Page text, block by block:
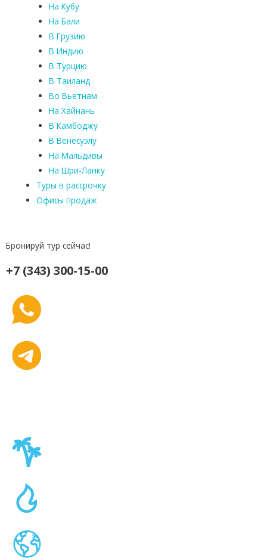
На Кубу
На Бали
В Грузию
В Индию
В Турцию
В Таиланд
Во Вьетнам
На Хайнань
В Камбоджу
В Венесуэлу
На Мальдивы
На Шри-Ланку
Туры в рассрочку
Офисы продаж
Бронируй тур сейчас!
+7 (343) 300-15-00